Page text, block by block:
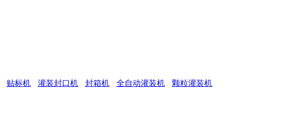
贴标机 灌装封口机 封箱机 全自动灌装机 颗粒灌装机